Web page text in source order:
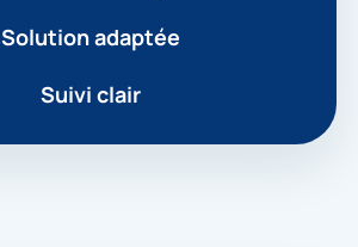
Solution adaptée
Suivi clair